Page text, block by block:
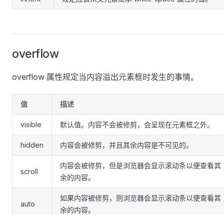
overflow
overflow 属性规定当内容溢出元素框时发生的事情。
值 描述
visible 默认值。内容不会被修剪，会呈现在元素框之外。
hidden 内容会被修剪，并且其余内容是不可见的。
scroll
内容会被修剪，但是浏览器会显示滚动条以便查看其
余的内容。
auto
如果内容被修剪，则浏览器会显示滚动条以便查看其
余的内容。